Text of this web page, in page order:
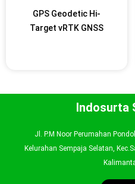
GPS Geodetic Hi-
Target vRTK GNSS
Indosurta
Jl. P.M Noor Perumahan
Kelurahan Sempaja Selatan,